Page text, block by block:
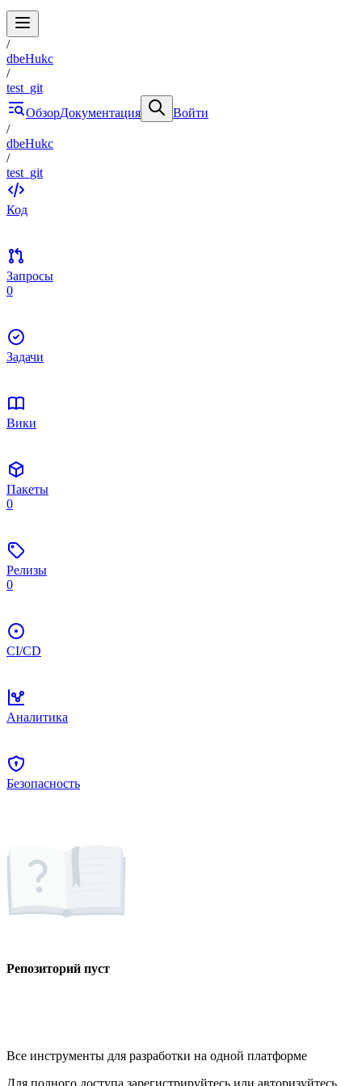
/
dbeHukc
/
test_git
ОбзорДокументация
Войти
/
dbeHukc
/
test_git
Код
Запросы
0
Задачи
Вики
Пакеты
0
Релизы
0
CI/CD
Аналитика
Безопасность
Репозиторий пуст
Все инструменты для разработки на одной платформе
Для полного доступа зарегистрируйтесь или авторизуйтесь